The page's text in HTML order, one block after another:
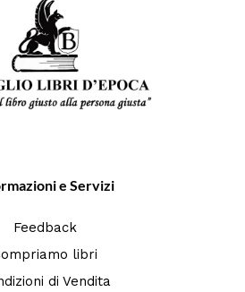
e Servizi
Feedback
libri
di Vendita